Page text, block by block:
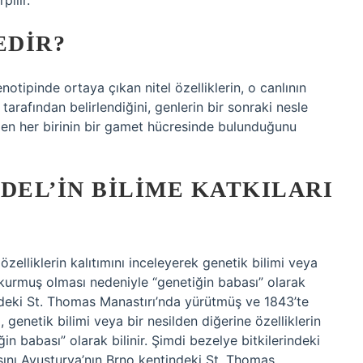
ortaya çıkan nitel özelliklerin, o canlının
belirlendiğini, genlerin bir sonraki nesle
her birinin bir gamet hücresinde bulunduğunu
BILIME KATKILARI
kalıtımını inceleyerek genetik bilimi veya
olması nedeniyle “genetiğin babası” olarak
St. Thomas Manastırı’nda yürütmüş ve 1843’te
genetik bilimi veya bir nesilden diğerine özelliklerin
babası” olarak bilinir. Şimdi bezelye bitkilerindeki
Avusturya’nın Brno kentindeki St. Thomas